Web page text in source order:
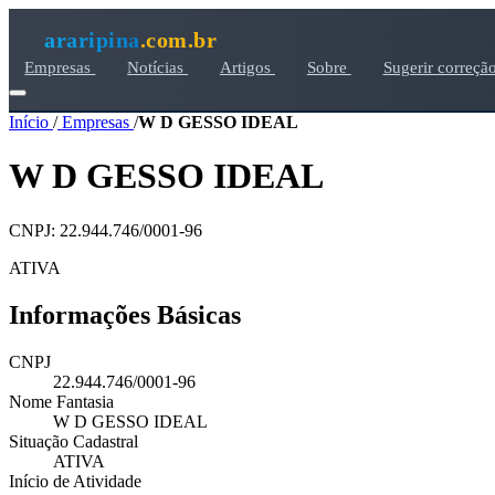
araripina.com.br
Empresas Notícias Artigos Sobre Sugerir
Início /Empresas /W D GESSO IDEAL
W D GESSO IDEAL
CNPJ: 22.944.746/0001-96
ATIVA
Informações Básicas
CNPJ
22.944.746/0001-96
Nome Fantasia
W D GESSO IDEAL
Situação Cadastral
ATIVA
Início de Atividade